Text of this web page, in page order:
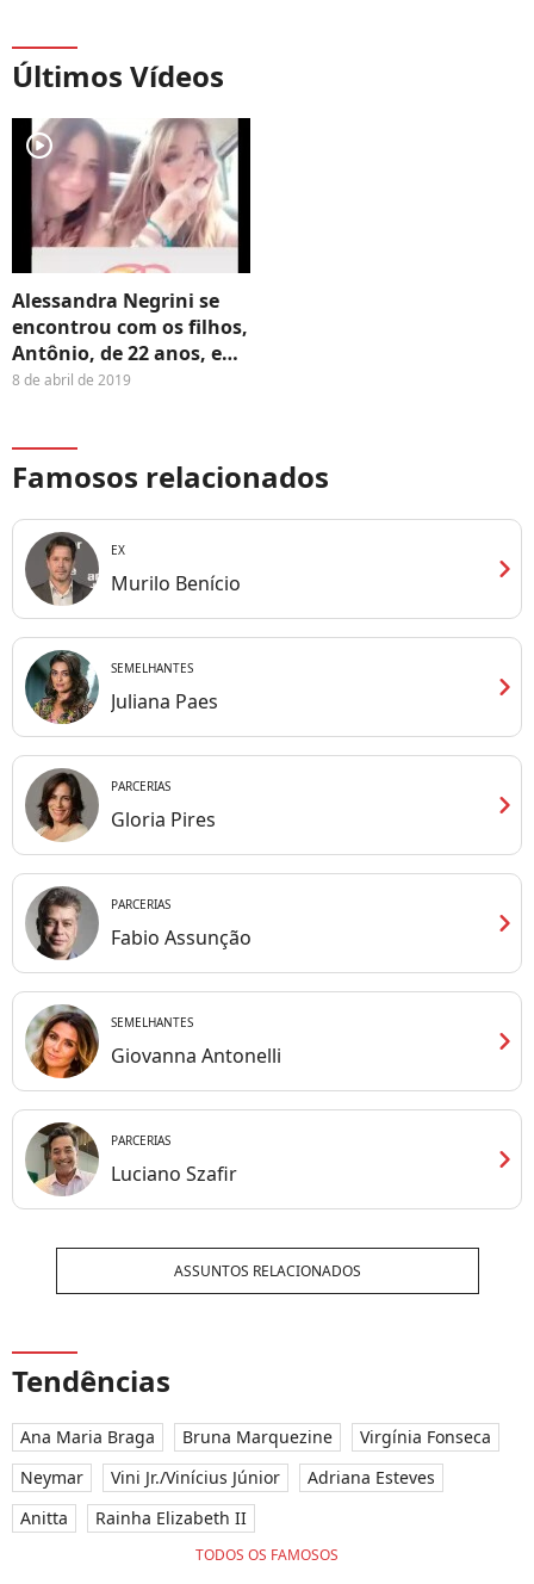
pele endurecida'
Últimos Vídeos
player2
Alessandra Negrini se
encontrou com os filhos,
Antônio, de 22 anos, e
Betina, de 14, no último
8 de abril de 2019
Famosos relacionados
EX
Murilo Benício chevron_right
SEMELHANTES
Juliana Paes chevron_right
PARCERIAS
Gloria Pires chevron_right
PARCERIAS
Fabio Assunção chevron_right
SEMELHANTES
Giovanna Antonelli chevron_right
PARCERIAS
Luciano Szafir chevron_right
ASSUNTOS RELACIONADOS
Tendências
Ana Maria Braga Bruna Marquezine
Virgínia Fonseca
Neymar
Vini Jr./Vinícius Júnior
Adriana Esteves
Anitta
Rainha Elizabeth II
TODOS OS FAMOSOS